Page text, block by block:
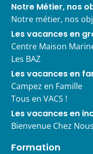
Notre Métier, nos
Notre métier, nos
Les vacances en
Centre Maison
Les BAZ
Les vacances en
Campez en Famille
Tous en VACS !
Les vacances en
Bienvenue Chez Nous
Formation